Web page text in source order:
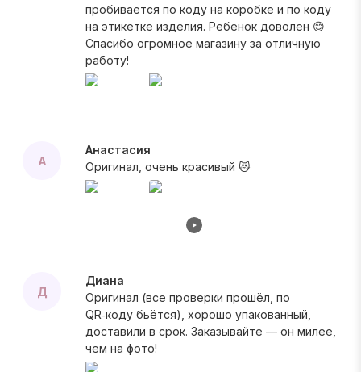
пробивается по коду на коробке и по коду
на этикетке изделия. Ребенок доволен 😊
Спасибо огромное магазину за отличную
работу!
А
Анастасия
Оригинал, очень красивый 😻
Д
Диана
Оригинал (все проверки прошёл, по
QR‑коду бьётся), хорошо упакованный,
доставили в срок. Заказывайте — он милее,
чем на фото!